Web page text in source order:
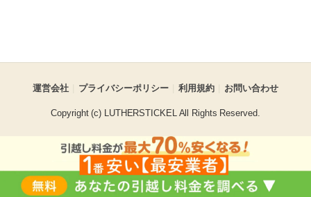
運営会社 プライバシーポリシー 利用規約 お問い合わせ
Copyright (c) LUTHERSTICKEL All Rights Reserved.